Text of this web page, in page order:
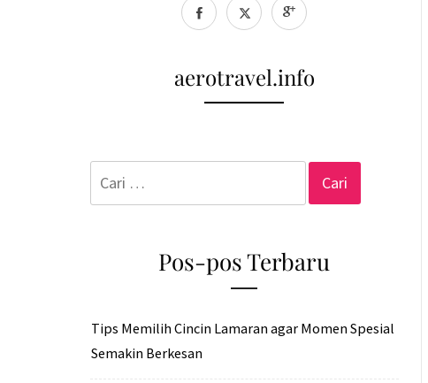
aerotravel.info
Pos-pos Terbaru
Tips Memilih Cincin Lamaran agar Momen Spesial
Semakin Berkesan